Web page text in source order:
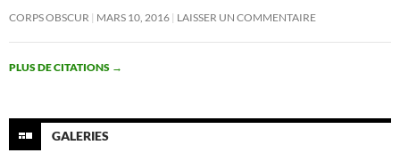
CORPS OBSCUR MARS 10, 2016 LAISSER UN COMMENTAIRE
PLUS DE CITATIONS →
GALERIES